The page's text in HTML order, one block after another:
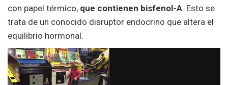
con papel térmico, que contienen bisfenol-A. Esto se
trata de un conocido disruptor endocrino que altera el
equilibrio hormonal.